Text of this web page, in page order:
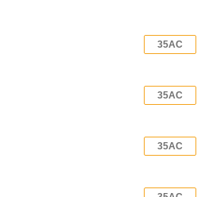
35AC
35AC
35AC